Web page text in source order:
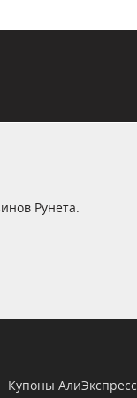
Рунета.
Купоны АлиЭкспресс